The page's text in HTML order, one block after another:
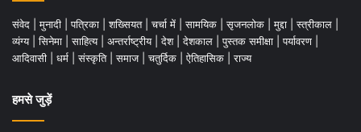
संवेद मुनादी पत्रिका शख्सियत चर्चा में सामयिक सृजनलोक मुद्दा स्त्रीकाल
व्यंग्य
सिनेमा साहित्य अन्तर्राष्ट्रीय देश देशकाल पुस्तक समीक्षा पर्यावरण
आदिवासी
धर्म संस्कृति समाज चतुर्दिक ऐतिहासिक राज्य
हमसे जुड़ें